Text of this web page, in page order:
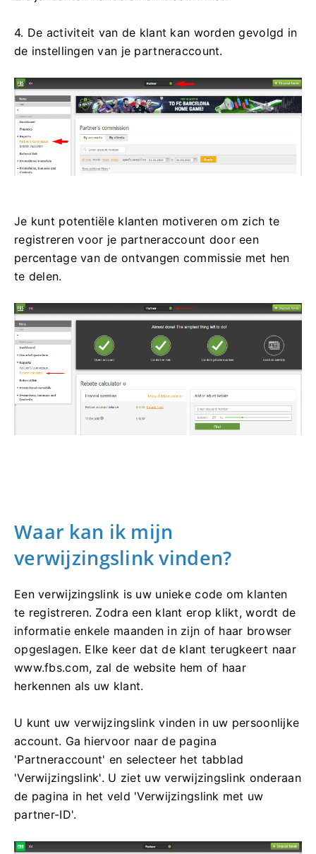
4. De activiteit van de klant kan worden gevolgd in
de instellingen van je partneraccount.
Je kunt potentiële klanten motiveren om zich te
registreren voor je partneraccount door een
percentage van de ontvangen commissie met hen
te delen.
Waar kan ik mijn
verwijzingslink vinden?
Een verwijzingslink is uw unieke code om klanten
te registreren. Zodra een klant erop klikt, wordt de
informatie enkele maanden in zijn of haar browser
opgeslagen. Elke keer dat de klant terugkeert naar
www.fbs.com, zal de website hem of haar
herkennen als uw klant.
U kunt uw verwijzingslink vinden in uw persoonlijke
account. Ga hiervoor naar de pagina
'Partneraccount' en selecteer het tabblad
'Verwijzingslink'. U ziet uw verwijzingslink onderaan
de pagina in het veld 'Verwijzingslink met uw
partner-ID'.